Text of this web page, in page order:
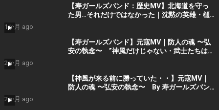
【寿ガールズバンド：歴史MV】北海道を守っ
た男…それだけではなかった｜沈黙の英雄・樋
1か月 ago
【寿ガールズバンド】元寇MV｜防人の魂 〜弘
安の執念〜 ”神風だけじゃない・武士たちはも
2か月 ago
【神風が来る前に勝っていた・・】元寇MV｜
防人の魂 〜弘安の執念〜 By 寿ガールズバン
2か月 ago